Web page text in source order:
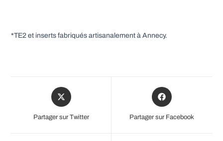
*TE2 et inserts fabriqués artisanalement à Annecy.
Opens
in
new
Partager sur Twitter
Opens
in
Partager sur Facebook